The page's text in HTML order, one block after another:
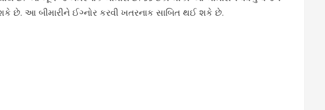
છે. આ બીમારીને ઈગ્નોર કરવી ખતરનાક સાબિત થઈ શકે છે.